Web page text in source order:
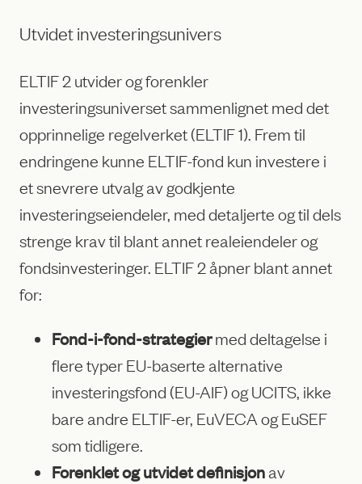
Utvidet investeringsunivers
ELTIF 2 utvider og forenkler
investeringsuniverset sammenlignet med det
opprinnelige regelverket (ELTIF 1). Frem til
endringene kunne ELTIF-fond kun investere i
et snevrere utvalg av godkjente
investeringseiendeler, med detaljerte og til dels
strenge krav til blant annet realeiendeler og
fondsinvesteringer. ELTIF 2 åpner blant annet
for:
Fond-i-fond-strategiermed deltagelse i
flere typer EU-baserte alternative
investeringsfond (EU-AIF) og UCITS, ikke
bare andre ELTIF-er, EuVECA og EuSEF
som tidligere.
Forenklet og utvidet definisjonav